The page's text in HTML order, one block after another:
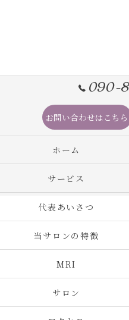
090-
お問い合わせはこちら
ホーム
サービス
代表あいさつ
当サロンの特徴
MRI
サロン